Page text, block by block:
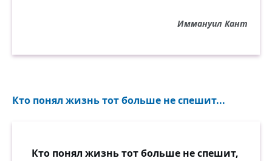
Иммануил Кант
Кто понял жизнь тот больше не спешит...
Кто понял жизнь тот больше не спешит,